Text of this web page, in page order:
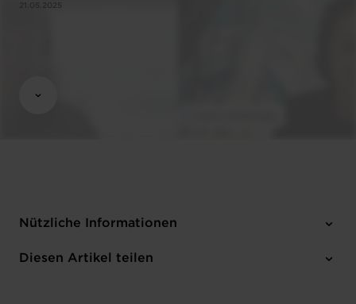
Nützliche Informationen
Diesen Artikel teilen